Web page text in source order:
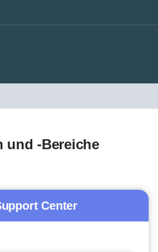
und -Bereiche
Center